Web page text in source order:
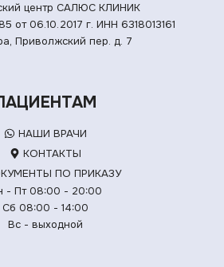
центр САЛЮС КЛИНИК
от 06.10.2017 г. ИНН 6318013161
Приволжский пер. д. 7
НАШИ ВРАЧИ
КОНТАКТЫ
ПО ПРИКАЗУ
- Пт 08:00 - 20:00
Сб 08:00 - 14:00
Вс - выходной